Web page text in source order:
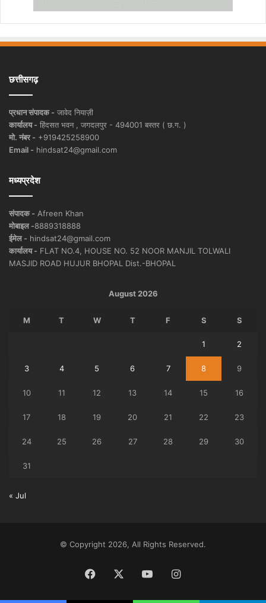
छत्तीसगढ़
प्रधान संपादक - जावेद नियाज़ी
कार्यालय - हिंदसत भवन , जगदलपुर - 494001 बस्तर ( छ.ग. )
मो. नंबर - +919425258900
Email - hindsat24@gmail.com
मध्यप्रदेश
संपादक - Afreen Khan
मोबाइल -8889318888
ईमेल - hindsat24@gmail.com
कार्यालय - FLAT NO.4, HOUSE NO. 52 NOOR MANJIL TOLWALI
MASJID ROAD HUJUR BHOPAL Dist.-BHOPAL
August 2026
M T W T F S S
1 2
3 4 5 6 7 8 9
10 11 12 13 14 15 16
17 18 19 20 21 22 23
24 25 26 27 28 29 30
31
« Jul
© Copyright 2026, All Rights Reserved.
Facebook YouTubeInstagram